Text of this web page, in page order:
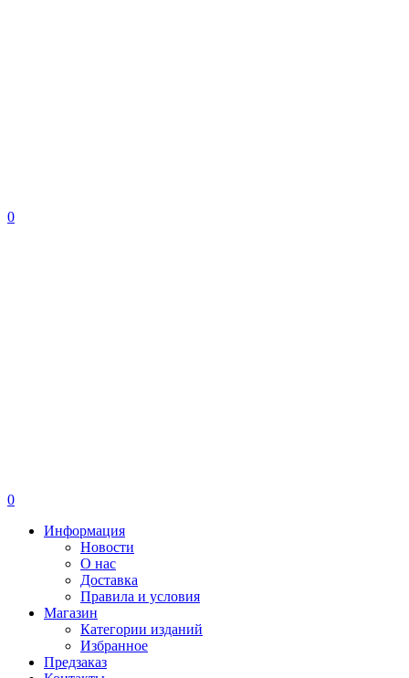
0
0
Информация
Новости
О нас
Доставка
Правила и условия
Магазин
Категории изданий
Избранное
Предзаказ